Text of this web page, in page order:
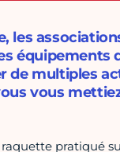
les
équipements
de multiples
vous
pratiqué